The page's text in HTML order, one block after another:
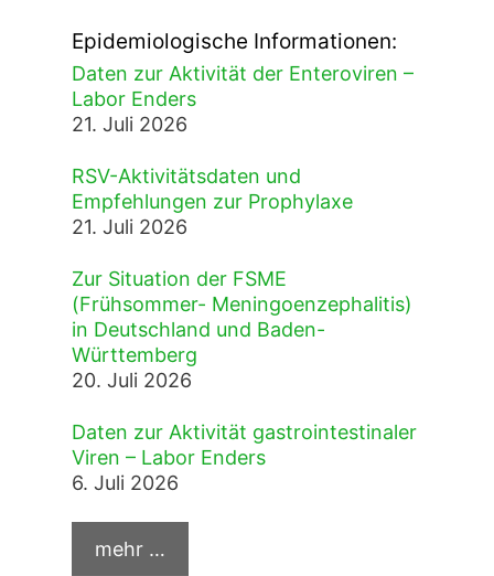
Epidemiologische Informationen:
Daten zur Aktivität der Enteroviren –
Labor Enders
21. Juli 2026
RSV-Aktivitätsdaten und
Empfehlungen zur Prophylaxe
21. Juli 2026
Zur Situation der FSME
(Frühsommer- Meningoenzephalitis)
in Deutschland und Baden-
Württemberg
20. Juli 2026
Daten zur Aktivität gastrointestinaler
Viren – Labor Enders
6. Juli 2026